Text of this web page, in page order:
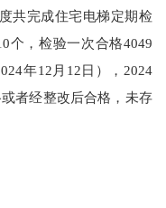
共完成住宅电梯定期检
个，检验一次合格4049
年12月12日），2024
者经整改后合格，未存